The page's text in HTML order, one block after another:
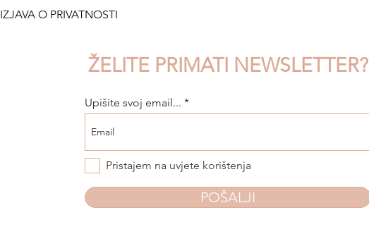
IZJAVA O PRIVATNOSTI
ŽELITE PRIMATI NEWSLETTER?
Upišite svoj email...
Pristajem na uvjete korištenja
POŠALJI